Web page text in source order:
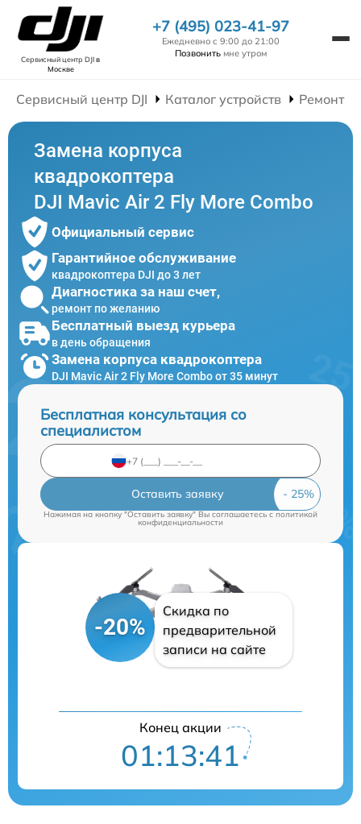
Сервисный центр DJIв
Москве
+7 (495) 023-41-97
Ежедневно с 9:00 до 21:00
Позвонить мне утром
Сервисный центр DJI Каталог устройств Ремонт
Замена корпуса
квадрокоптера
DJI Mavic Air 2 Fly More Combo
Официальный сервис
Гарантийное обслуживание
квадрокоптера DJI до 3 лет
Диагностика за наш счет,
ремонт по желанию
Бесплатный выезд курьера
в день обращения
Замена корпуса квадрокоптера
DJI Mavic Air 2 Fly More Combo от 35 минут
Бесплатная консультация со
специалистом
Оставить заявку
Нажимая на кнопку "Оставить заявку" Вы соглашаетесь cполитикой
конфиденциальности
-20%
Скидка по
предварительной
записи на сайте
Конец акции
01:13:40